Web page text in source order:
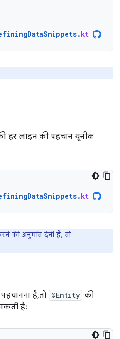
. kt
हर लाइन की पहचान यूनीक
. kt
की अनुमति देनी है, तो
है, तो @Entity की
है: